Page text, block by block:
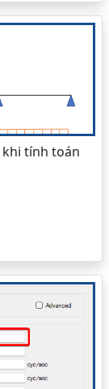
khi tính toán